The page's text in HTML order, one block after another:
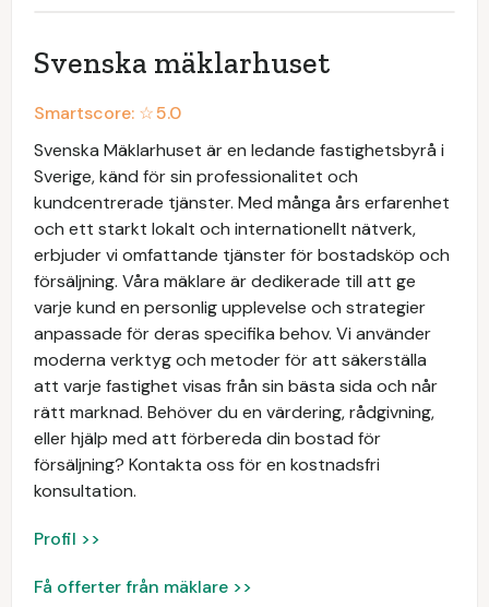
Svenska mäklarhuset
Smartscore: ☆5.0
Svenska Mäklarhuset är en ledande fastighetsbyrå i
Sverige, känd för sin professionalitet och
kundcentrerade tjänster. Med många års erfarenhet
och ett starkt lokalt och internationellt nätverk,
erbjuder vi omfattande tjänster för bostadsköp och
försäljning. Våra mäklare är dedikerade till att ge
varje kund en personlig upplevelse och strategier
anpassade för deras specifika behov. Vi använder
moderna verktyg och metoder för att säkerställa
att varje fastighet visas från sin bästa sida och når
rätt marknad. Behöver du en värdering, rådgivning,
eller hjälp med att förbereda din bostad för
försäljning? Kontakta oss för en kostnadsfri
konsultation.
Profil >>
Få offerter från mäklare >>